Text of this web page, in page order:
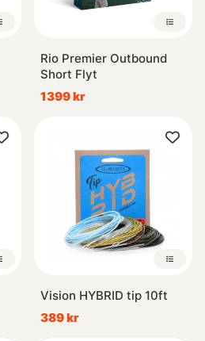
Rio Premier Outbound
Short Flyt
1399 kr
Vision HYBRID tip 10ft
389 kr